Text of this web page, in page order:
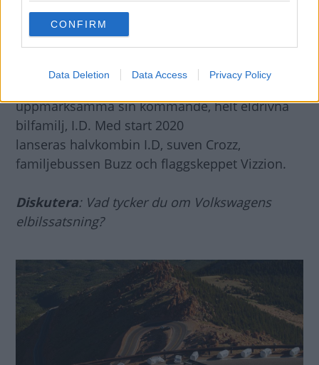
use your data for below specified purposes in below Google
consent section.
CONFIRM
Data Deletion Data Access Privacy Policy
tunnare. Bilen laddades med hjälp av
glyceroldrivna generatorer vid foten av Pikes
Peak.
uppmärksamma sin kommande, helt eldrivna
bilfamilj, I.D. Med start 2020
lanseras halvkombin I.D, suven Crozz,
familjebussen Buzz och flaggskeppet Vizzion.
Diskutera: Vad tycker du om Volkswagens
elbilssatsning?